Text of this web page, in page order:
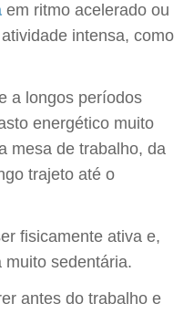
em ritmo acelerado ou
intensa, como
a longos períodos
energético muito
mesa de trabalho, da
trajeto até o
fisicamente ativa e,
sedentária.
antes do trabalho e